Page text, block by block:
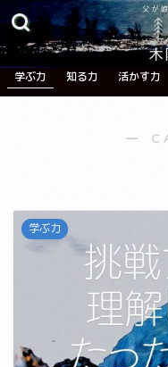
学ぶ力 知る力 活かす力
―
学ぶ力